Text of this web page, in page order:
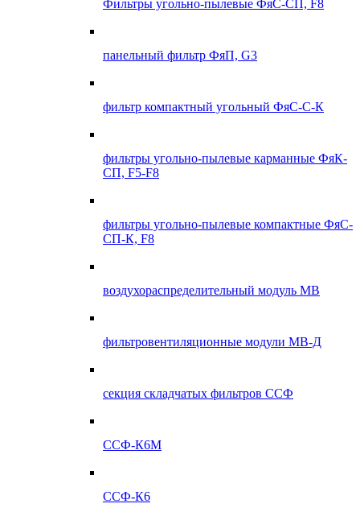
Фильтры угольно-пылевые ФяС-СП, F8
панельный фильтр ФяП, G3
фильтр компактный угольный ФяС-С-К
фильтры угольно-пылевые карманные ФяК-
СП, F5-F8
фильтры угольно-пылевые компактные ФяС-
СП-К, F8
воздухораспределительный модуль МВ
фильтровентиляционные модули МВ-Д
секция складчатых фильтров ССФ
ССФ-К6М
ССФ-К6